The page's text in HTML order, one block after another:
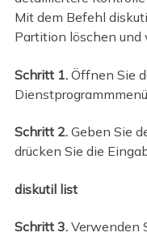
Mit dem Befehl
Partition löschen und
Schritt 1.Öffnen Sie
Dienstprogrammmenü.
Schritt 2.Geben Sie
drücken Sie die
diskutil list
Schritt 3.Verwenden